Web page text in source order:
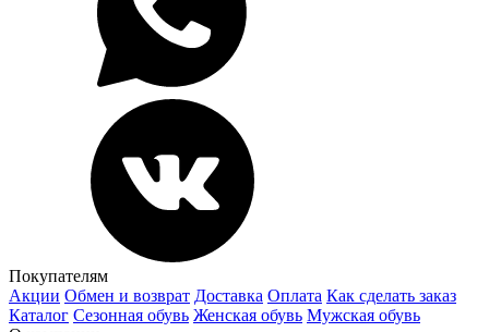
Покупателям
Акции Обмен и возврат Доставка Оплата Как сделать заказ
Каталог Сезонная обувь Женская обувь Мужская обувь